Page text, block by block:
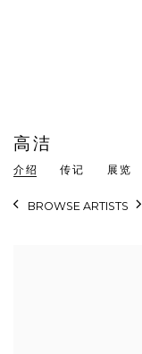
高洁
介绍 传记 展览
BROWSE ARTISTS